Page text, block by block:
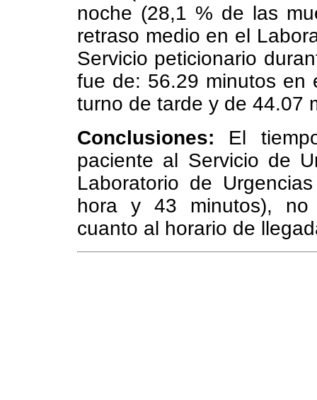
noche (28,1 % de las
retraso medio en el
Servicio peticionario
fue de: 56.29 minutos en
turno de tarde y de 44.07
Conclusiones: El
paciente al Servicio de
Laboratorio de
hora y 43 minutos), no
cuanto al horario de